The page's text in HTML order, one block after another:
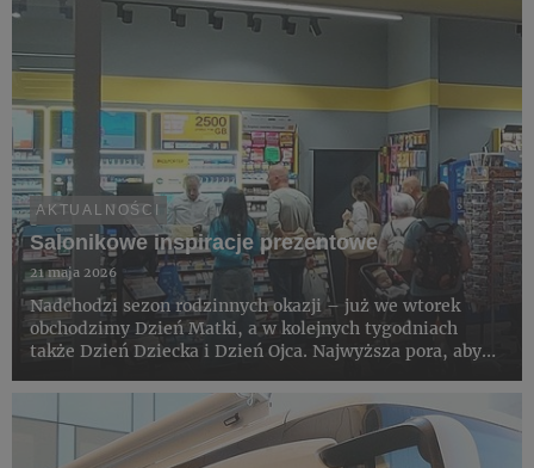
AKTUALNOŚCI
Salonikowe inspiracje prezentowe
21 maja 2026
Nadchodzi sezon rodzinnych okazji – już we wtorek
obchodzimy Dzień Matki, a w kolejnych tygodniach
także Dzień Dziecka i Dzień Ojca. Najwyższa pora, aby
zachęcają klientów poszukujących inspiracji do
zapoznania się z szero...